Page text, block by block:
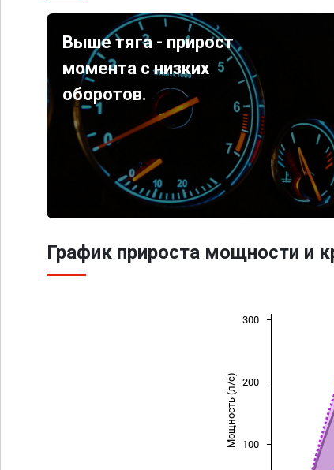
Выше тяга - прирост
момента с низких
оборотов.
График прироста мощности и
Мощность (л/с) 100
200
300